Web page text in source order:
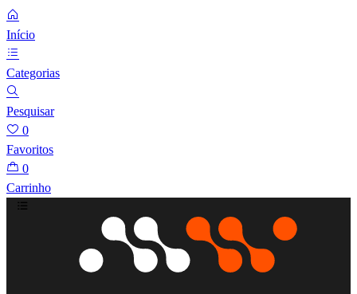
Início
Categorias
Pesquisar
0
Favoritos
0
Carrinho